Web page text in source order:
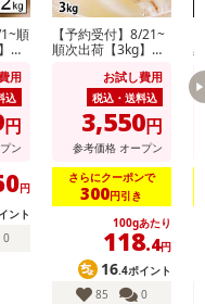
底した生産管理で行って
の集荷人が毎日集荷しま
とまとめにし、当社工場
体に仕上げた後、当社養
200〜300gに育てます。
能力10,000kg）に輸送
付側の水）で3日〜7日間
順
山
家
用
込
円
ン
円
ント
0
【予約受付】8/21~
順次出荷【3kg】九
種おまかせ》(ご家
お試し費用
税込・送料込
3,550円
参考価格 オープン
さらにクーポンで
300円引き
100gあたり
118.4円
16.4ポイント
85
0